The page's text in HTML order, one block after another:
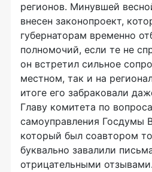
регионов. Минувшей
внесен законопроект,
губернаторам временно
полномочий, если те не
он встретил сильное
местном, так и на
итоге его забраковали
Главу комитета по
самоуправления Госдумы
который был соавтором
буквально завалили
отрицательными